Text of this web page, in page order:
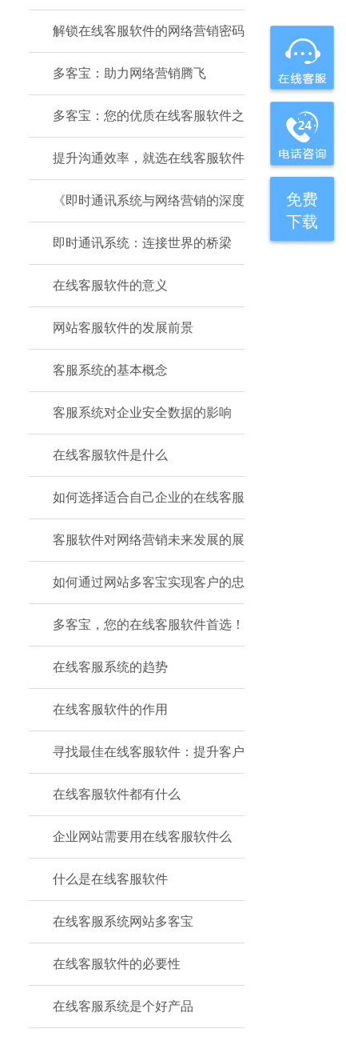
解锁在线客服软件的网络营销密码
多客宝：助力网络营销腾飞
多客宝：您的优质在线客服软件之
提升沟通效率，就选在线客服软件
《即时通讯系统与网络营销的深度
即时通讯系统：连接世界的桥梁
在线客服软件的意义
网站客服软件的发展前景
客服系统的基本概念
客服系统对企业安全数据的影响
在线客服软件是什么
如何选择适合自己企业的在线客服
客服软件对网络营销未来发展的展
如何通过网站多客宝实现客户的忠
多客宝，您的在线客服软件首选！
在线客服系统的趋势
在线客服软件的作用
寻找最佳在线客服软件：提升客户
在线客服软件都有什么
企业网站需要用在线客服软件么
什么是在线客服软件
在线客服系统网站多客宝
在线客服软件的必要性
在线客服系统是个好产品
免费
下载